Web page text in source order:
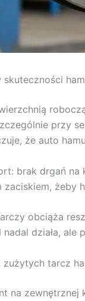
przy
że auto
brak drgań
żeby
obciąża
nadal działa,
tarcz
na zewnętrznej